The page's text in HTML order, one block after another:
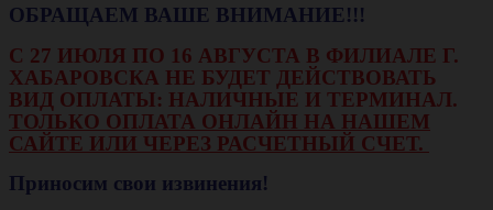
ОБРАЩАЕМ ВАШЕ ВНИМАНИЕ!!!
С 27 ИЮЛЯ ПО 16 АВГУСТА В ФИЛИАЛЕ Г.
ХАБАРОВСКА НЕ БУДЕТ ДЕЙСТВОВАТЬ
ВИД ОПЛАТЫ: НАЛИЧНЫЕ И ТЕРМИНАЛ.
ТОЛЬКО ОПЛАТА ОНЛАЙН НА НАШЕМ
САЙТЕ ИЛИ ЧЕРЕЗ РАСЧЕТНЫЙ СЧЕТ.
Приносим свои извинения!